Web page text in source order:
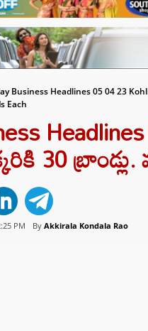
Business Headlines 05 04 23
Each
30
PM By Akkirala Kondala Rao